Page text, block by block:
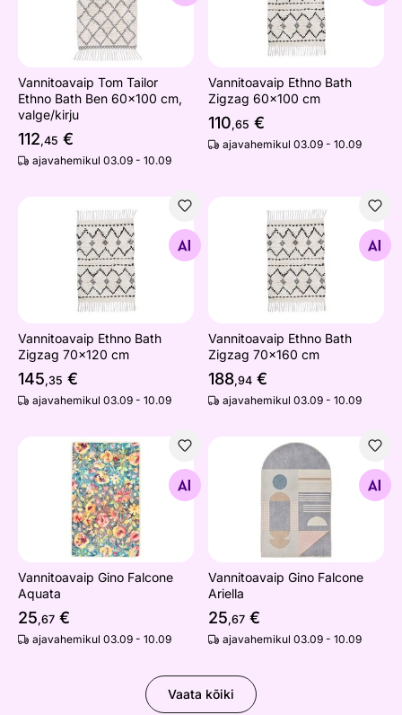
Vannitoavaip Tom Tailor
Ethno Bath Ben 60x100 cm,
valge/kirju
112,45 €
ajavahemikul 03.09 - 10.09
Vannitoavaip Ethno Bath
Zigzag 60x100 cm
110,65 €
ajavahemikul 03.09 - 10.09
Vannitoavaip Ethno Bath Zigzag 70x120 cm
Otsi sarnaseid
Vannitoavaip Ethno Bath
Zigzag 70x120 cm
145,35 €
ajavahemikul 03.09 - 10.09
Vannitoavaip Ethno Bath
Otsi sarnaseid
Vannitoavaip Ethno Bath
Zigzag 70x160 cm
188,94 €
ajavahemikul 03.09 - 10.09
Vannitoavaip Gino Falcone Aquata
Otsi sarnaseid
Vannitoavaip Gino Falcone
Aquata
25,67 €
ajavahemikul 03.09 - 10.09
Vannitoavaip Gino Falcone
Otsi sarnaseid
Vannitoavaip Gino Falcone
Ariella
25,67 €
ajavahemikul 03.09 - 10.09
Vaata kõiki